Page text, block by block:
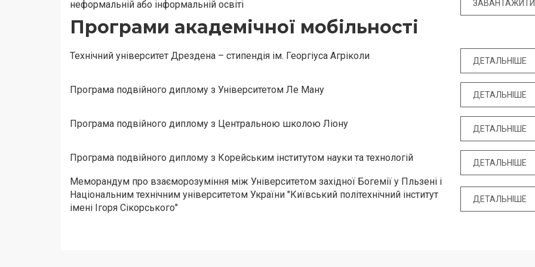
неформальній або інформальній освіті ЗАВАНТАЖИТИ
Програми академічної мобільності
Технічний університет Дрездена – стипендія ім. Георгіуса Агріколи ДЕТАЛЬНІШЕ
Програма подвійного диплому з Університетом Ле Ману ДЕТАЛЬНІШЕ
Програма подвійного диплому з Центральною школою Ліону ДЕТАЛЬНІШЕ
Програма подвійного диплому з Корейським інститутом науки та технологій ДЕТАЛЬНІШЕ
Меморандум про взаєморозуміння між Університетом західної Богемії у Пльзені і
Національним технічним університетом України "Київський політехнічний інститут
імені Ігоря Сікорського"
ДЕТАЛЬНІШЕ